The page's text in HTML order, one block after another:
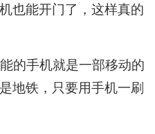
也能开门了，这样真的
的手机就是一部移动的
地铁，只要用手机一刷